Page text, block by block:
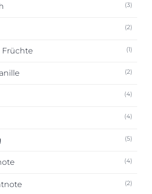
(3)
(2)
(1)
(2)
(4)
(4)
(5)
(4)
(2)